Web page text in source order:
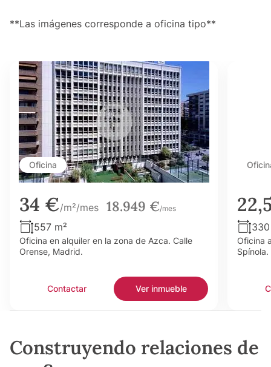
**Las imágenes corresponde a oficina tipo**
Oficina
34 €/m²/mes 18.949 €/mes
557 m²
Oficina en alquiler en la zona de Azca. Calle
Orense, Madrid.
Contactar Ver inmueble
Oficina
Spínola.
Construyendo relaciones de